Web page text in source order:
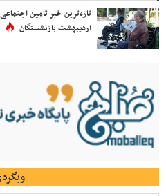
تازه‌ترین خبر تامین
اردیبهشت بازنشستگان